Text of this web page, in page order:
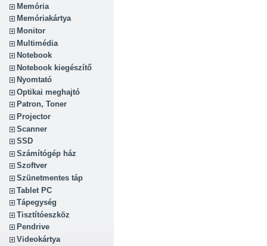
Memória
Memóriakártya
Monitor
Multimédia
Notebook
Notebook kiegészítő
Nyomtató
Optikai meghajtó
Patron, Toner
Projector
Scanner
SSD
Számítógép ház
Szoftver
Szünetmentes táp
Tablet PC
Tápegység
Tisztítóeszköz
Pendrive
Videokártya